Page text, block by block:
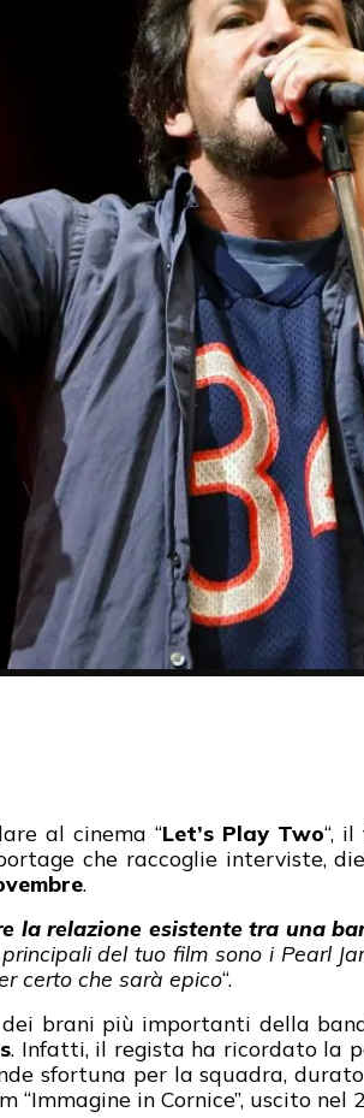
al cinema “Let’s Play Two“,
che raccoglie interviste,
.
la relazione esistente tra una
del tuo film sono i Pearl
certo che sarà epico“.
dei brani più importanti della
. Infatti, il regista ha ricordato la
sfortuna per la squadra,
in Cornice”, uscito nel